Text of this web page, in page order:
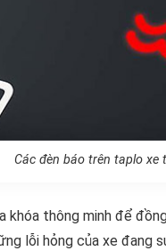
Các đèn báo trên taplo xe
thông minh để
lỗi hỏng của xe đang